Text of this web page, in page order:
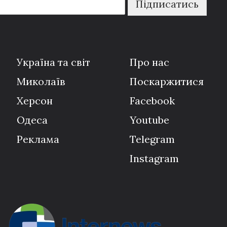
Підписатись
Україна та світ
Миколаїв
Херсон
Одеса
Реклама
Про нас
Поскаржитися
Facebook
Youtube
Telegram
Instagram